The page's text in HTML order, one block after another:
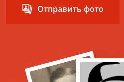
Отправить фото